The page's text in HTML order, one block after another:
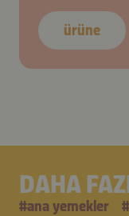
ürüne
DAHA
#ana yemekler #